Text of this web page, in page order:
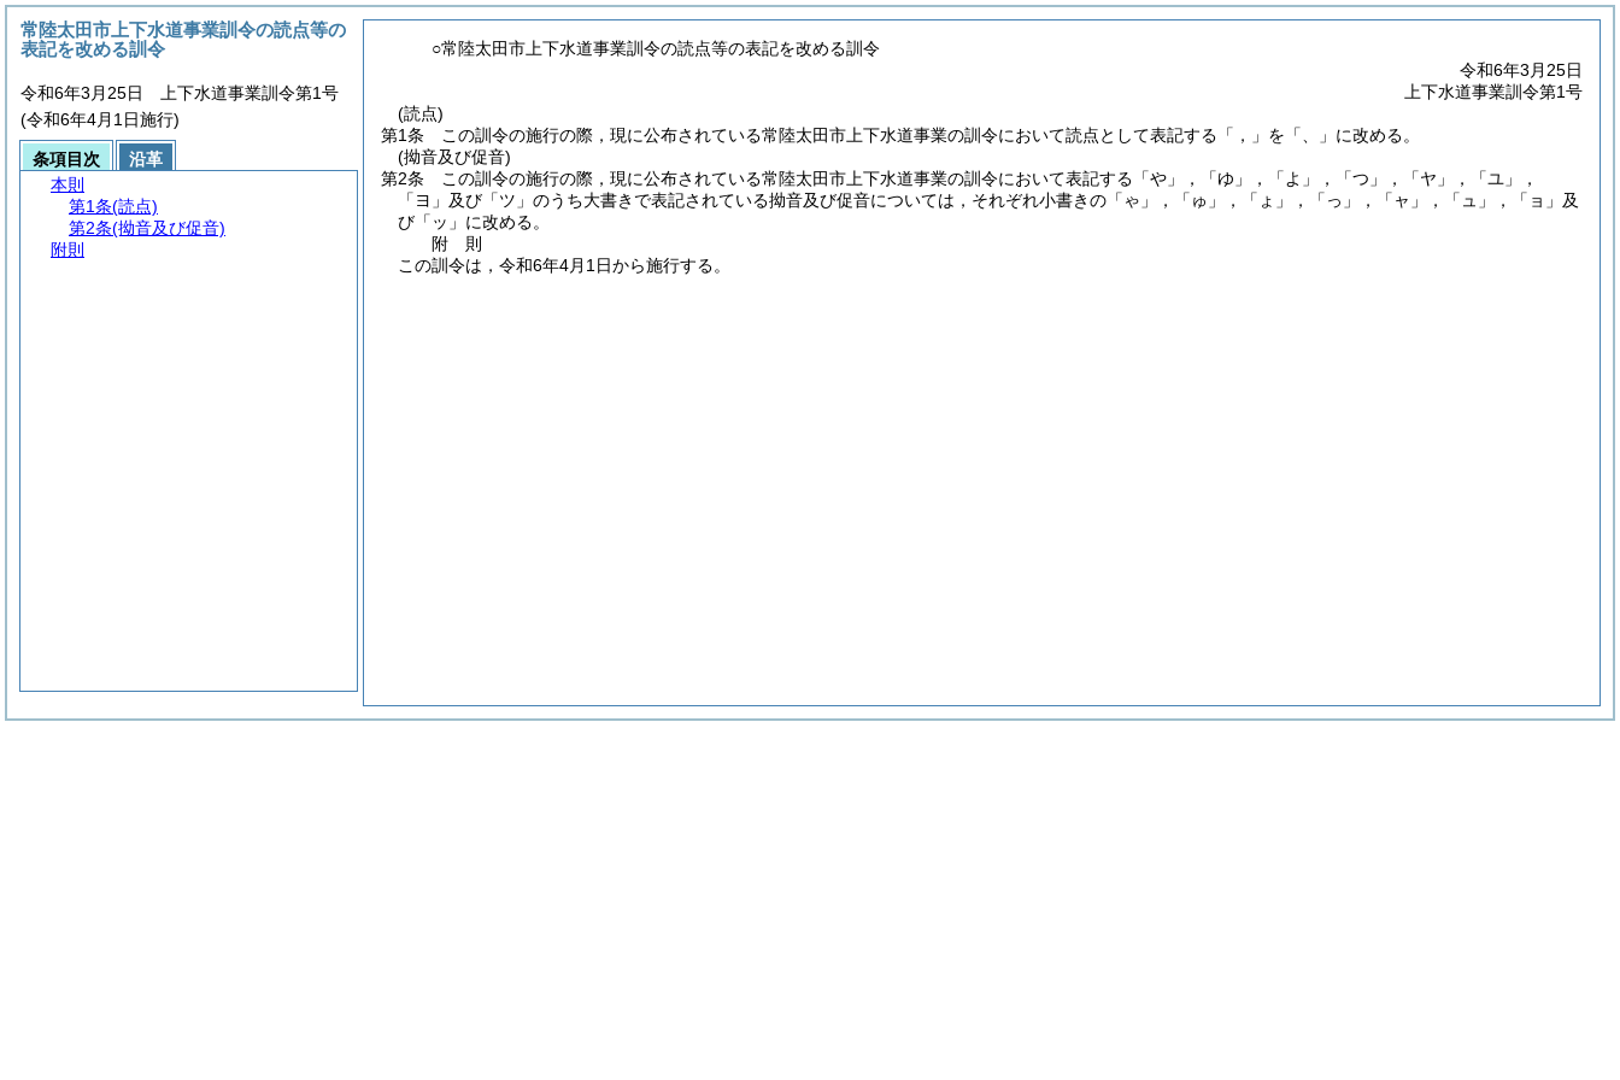
○常陸太田市上下水道事業訓令の読点等の表記を改める訓令
令和6年3月25日
上下水道事業訓令第1号
(読点)
第1条
この訓令の施行の際，現に公布されている常陸太田市上下水道事業の訓令において読点として表記する「，」を「、」に改める。
(拗音及び促音)
第2条
この訓令の施行の際，現に公布されている常陸太田市上下水道事業の訓令において表記する「や」，「ゆ」，「よ」，「つ」，「ヤ」，「ユ」，
「ヨ」及び「ツ」のうち大書きで表記されている拗音及び促音については，それぞれ小書きの「ゃ」，「ゅ」，「ょ」，「っ」，「ャ」，「ュ」，「ョ」及
び「ッ」に改める。
附 則
この訓令は，令和6年4月1日から施行する。
常陸太田市上下水道事業訓令の読点等の
表記を改める訓令
令和6年3月25日 上下水道事業訓令第1号
(令和6年4月1日施行)
条項目次
沿革
本則
第1条(読点)
第2条(拗音及び促音)
附則